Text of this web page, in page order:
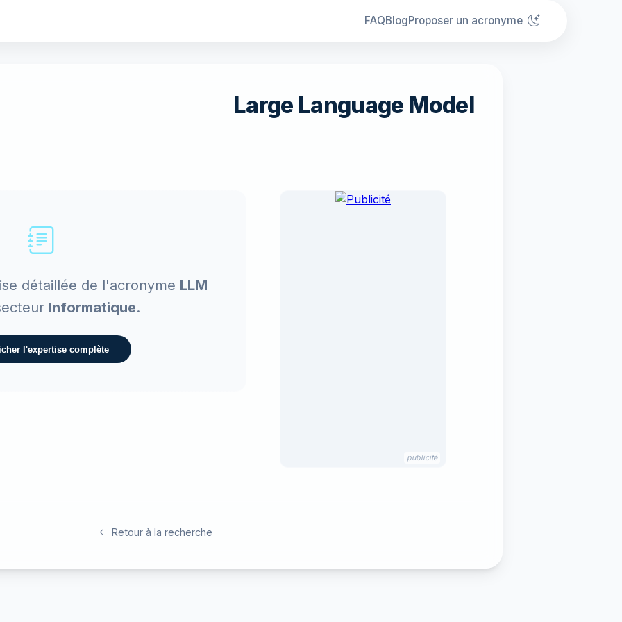
FAQBlogProposer un acronyme
Large Language Model
détaillée de l'acronyme LLM
Informatique.
l'expertise complète
publicité
Retour à la recherche